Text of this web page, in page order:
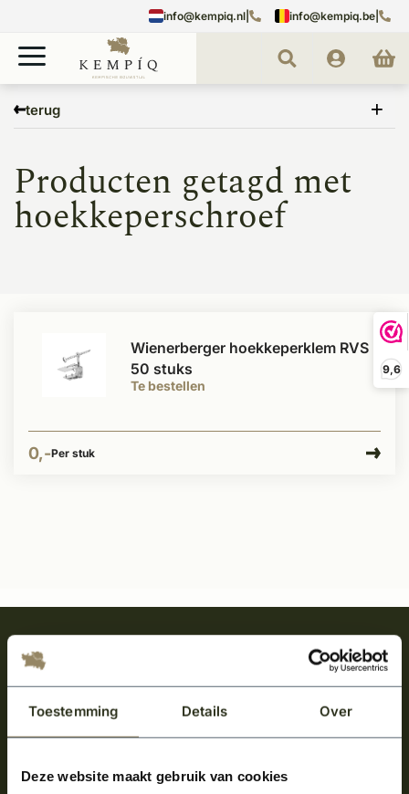
Toestemming Details Over
Deze website maakt gebruik van cookies
9,6
info@kempiq.nl info@kempiq.be
terug
hoekkeperschroef
Producten getagd met
hoekkeperschroef
Te bestellen
Wienerberger hoekkeperklem RVS
50 stuks
0,-Per stuk
Meld je aan en ontvang het laatste nieuws
over onze kempische bouwstijl!
Aanmelden voor de nieuwsbrief